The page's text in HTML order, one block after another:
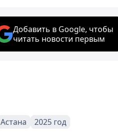
Добавить в Google, чтобы
читать новости первым
Астана 2025 год